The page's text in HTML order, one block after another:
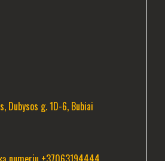
Dubysos g. 1D-6, Bubiai